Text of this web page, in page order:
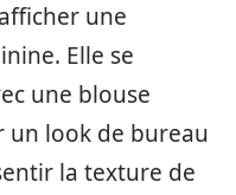
une
Elle se
une blouse
un look de bureau
la texture de